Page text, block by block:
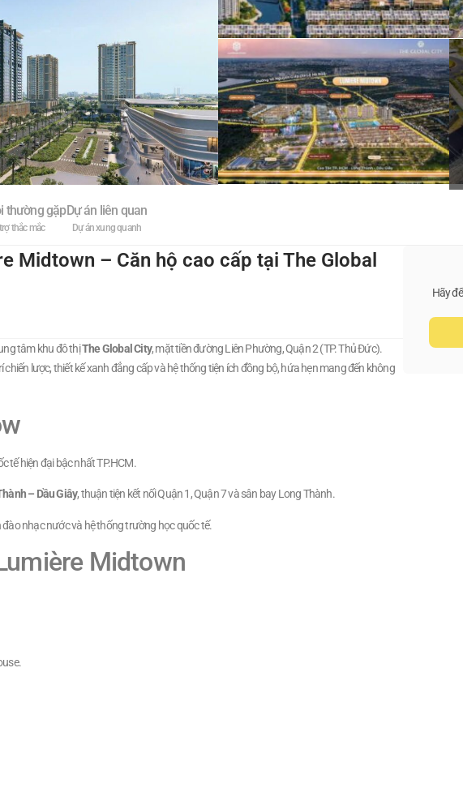
thường gặp
thắc mắc
Dự án liên quan
Dự án xung quanh
Midtown – Căn hộ cao cấp tại The Global
tâm khu đô thịThe Global City, mặt tiền đường Liên Phường, Quận 2 (TP. Thủ Đức).
chiến lược, thiết kế xanh đẳng cấp và hệ thống tiện ích đồng bộ, hứa hẹn mang đến không
tế hiện đại bậc nhất TP.HCM.
– Dầu Giây, thuận tiện kết nối Quận 1, Quận 7 và sân bay Long Thành.
đào nhạc nước và hệ thống trường học quốc tế.
Midtown
Hãy